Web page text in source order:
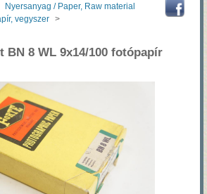
Nyersanyag / Paper, Raw material
vegyszer >
BN 8 WL 9x14/100 fotópapír